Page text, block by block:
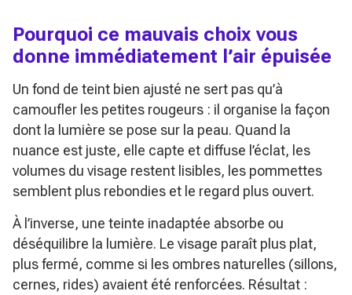
Pourquoi ce mauvais choix vous
donne immédiatement l’air épuisée
Un fond de teint bien ajusté ne sert pas qu’à
camoufler les petites rougeurs : il organise la façon
dont la lumière se pose sur la peau. Quand la
nuance est juste, elle capte et diffuse l’éclat, les
volumes du visage restent lisibles, les pommettes
semblent plus rebondies et le regard plus ouvert.
À l’inverse, une teinte inadaptée absorbe ou
déséquilibre la lumière. Le visage paraît plus plat,
plus fermé, comme si les ombres naturelles (sillons,
cernes, rides) avaient été renforcées. Résultat :